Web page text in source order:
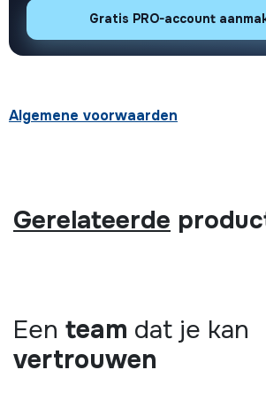
Gratis PRO-account
Algemene voorwaarden
Gerelateerde
Een team dat je kan
vertrouwen